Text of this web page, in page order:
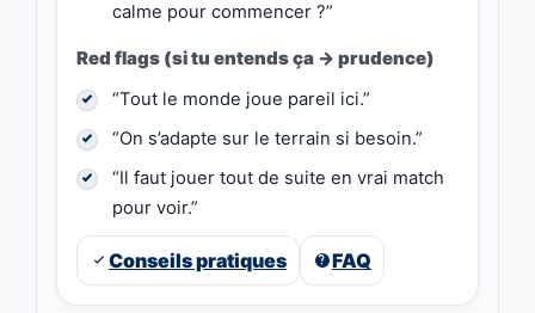
calme pour commencer ?”
Red flags (si tu entends ça → prudence)
“Tout le monde joue pareil ici.”
“On s’adapte sur le terrain si besoin.”
“Il faut jouer tout de suite en vrai match
pour voir.”
Conseils pratiques FAQ